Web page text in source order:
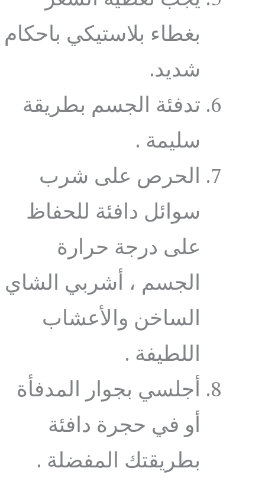
بغطاء بلاستيكي باحكام
شديد.
تدفئة الجسم بطريقة
سليمة .
الحرص على شرب
سوائل دافئة للحفاظ
على درجة حرارة
الجسم ، أشربي الشاي
الساخن والأعشاب
اللطيفة .
أجلسي بجوار المدفأة
أو في حجرة دافئة
بطريقتك المفضلة .